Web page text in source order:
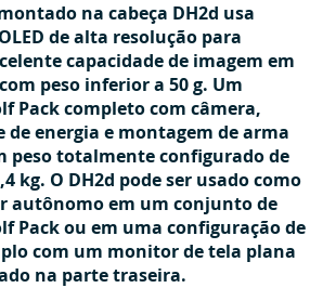
na cabeça DH2d usa
de alta resolução para
capacidade de imagem em
peso inferior a 50 g. Um
Pack completo com câmera,
de energia e montagem de arma
peso totalmente configurado de
kg. O DH2d pode ser usado como
autônomo em um conjunto de
Pack ou em uma configuração de
com um monitor de tela plana
na parte traseira.